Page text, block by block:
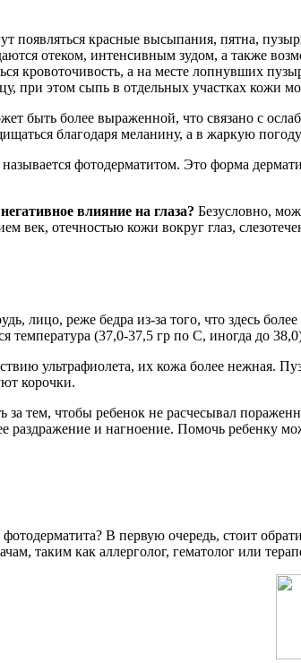
появляться красные высыпания, пятна,
отеком, интенсивным зудом, а также
кровоточивость, а на месте лопнувших
при этом сыпь в отдельных участках кожи
быть более выраженной, что связано с
благодаря меланину, а в жаркую
фотодерматитом. Это форма
влияние на глаза? Безусловно,
век, отечностью кожи вокруг глаз,
лицо, реже бедра из-за того, что здесь
температура (37,0-37,5 гр по С, иногда до
ультрафиолета, их кожа более нежная.
корочки.
за тем, чтобы ребенок не расчесывал
раздражение и нагноение. Помочь ребенку
В первую очередь, стоит
таким как аллерголог, гематолог или